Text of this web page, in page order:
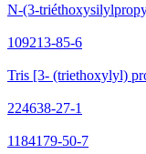
N-(3-
109213-85-6
Tris [3- (triethoxylyl)
224638-27-1
1184179-50-7